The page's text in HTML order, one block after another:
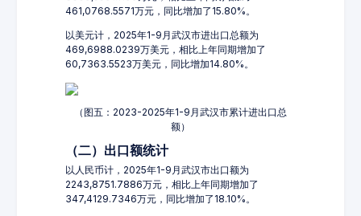
461,0768.5571万元，同比增加了15.80%。
以美元计，2025年1-9月武汉市进出口总额为
469,6988.0239万美元，相比上年同期增加了
60,7363.5523万美元，同比增加14.80%。
（图五：2023-2025年1-9月武汉市累计进出口总
额）
（二）出口额统计
以人民币计，2025年1-9月武汉市出口额为
2243,8751.7886万元，相比上年同期增加了
347,4129.7346万元，同比增加了18.10%。